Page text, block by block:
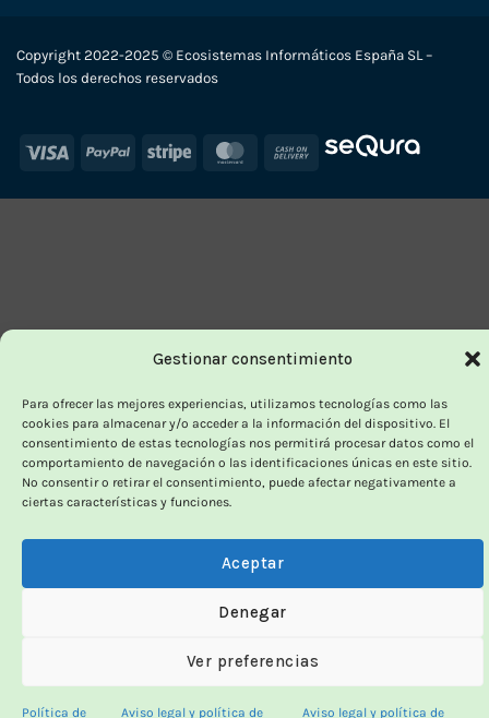
Gestionar consentimiento
Para ofrecer las mejores experiencias, utilizamos tecnologías como las
cookies para almacenar y/o acceder a la información del dispositivo. El
consentimiento de estas tecnologías nos permitirá procesar datos como el
comportamiento de navegación o las identificaciones únicas en este sitio.
No consentir o retirar el consentimiento, puede afectar negativamente a
ciertas características y funciones.
Aceptar
Denegar
Ver preferencias
Política de Aviso legal y política de Aviso legal y política de
Copyright 2022-2025 © Ecosistemas Informáticos España SL –
Todos los derechos reservados
Visa PayPal Stripe MasterCard
Cash